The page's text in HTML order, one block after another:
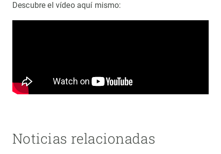
Descubre el vídeo aquí mismo:
Noticias relacionadas